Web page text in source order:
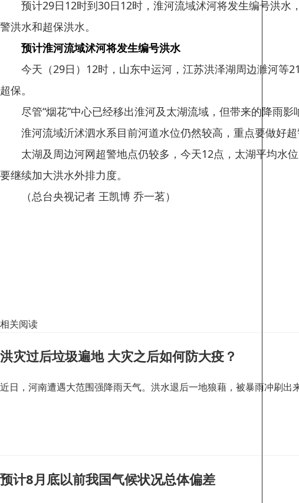
预计29日12时到30日12时，淮河流域沭河将发生编号洪水
警洪水和超保洪水。
预计淮河流域沭河将发生编号洪水
今天（29日）12时，山东中运河，江苏洪泽湖周边濉河等
超保。
尽管“烟花”中心已经移出淮河及太湖流域，但带来的降雨影
淮河流域沂沭泗水系目前河道水位仍然较高，重点要做好超
太湖及周边河网超警地点仍较多，今天12点，太湖平均水位
要继续加大洪水外排力度。
（总台央视记者 王凯博 乔一茗）
相关阅读
洪灾过后垃圾遍地 大灾之后如何防大疫？
近日，河南遭遇大范围强降雨天气。洪水退后一地狼藉，被暴雨冲刷
预计8月底以前我国气候状况总体偏差